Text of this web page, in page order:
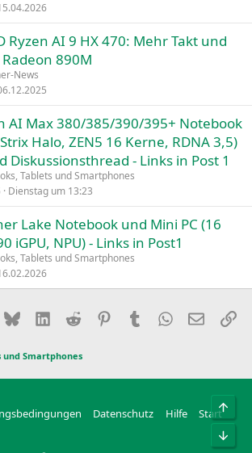
Ryzen AI 9 HX 470: Mehr Takt und
890M
News
AI Max 380/385/390/395+ Notebook
Halo, ZEN5 16 Kerne, RDNA 3,5)
Diskussionsthread - Links in Post 1
Tablets und Smartphones
Dienstag um 13:23
Lake Notebook und Mini PC (16
iGPU, NPU) - Links in Post1
Tablets und Smartphones
BlueskyLinkedIn
Reddit PinterestTumblr WhatsApp
E-Mail
und Smartphones
Datenschutz Hilfe Start